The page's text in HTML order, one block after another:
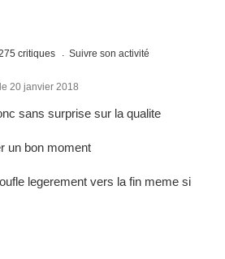
critiques Suivre son activité
20 janvier 2018
sans surprise sur la qualite
un bon moment
legerement vers la fin meme si